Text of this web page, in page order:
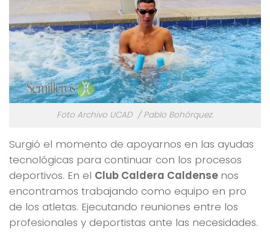
Foto Archivo UCAD / Pablo Bohórquez.
Surgió el momento de apoyarnos en las ayudas
tecnológicas para continuar con los procesos
deportivos. En el Club Caldera Caldense nos
encontramos trabajando como equipo en pro
de los atletas. Ejecutando reuniones entre los
profesionales y deportistas ante las necesidades.